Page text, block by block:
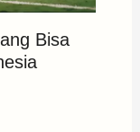
Bisa